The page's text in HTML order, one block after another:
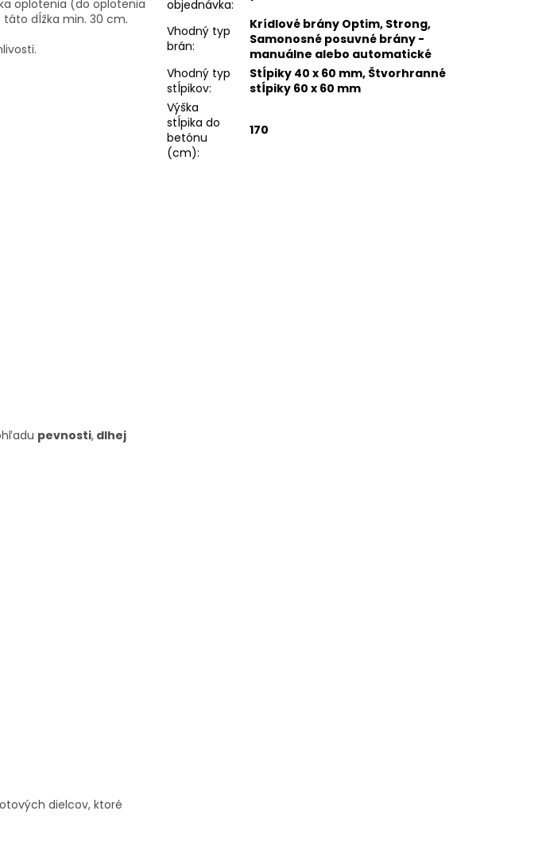
oplotenia (do oplotenia
dĺžka min. 30 cm.
pevnosti, dlhej
dielcov, ktoré
objednávka:
Vhodný typ
brán:
Krídlové brány Optim, Strong,
Samonosné posuvné brány -
manuálne alebo automatické
Vhodný typ
stĺpikov:
Stĺpiky 40 x 60 mm, Štvorhranné
stĺpiky 60 x 60 mm
Výška
stĺpika do
betónu
(cm):
170